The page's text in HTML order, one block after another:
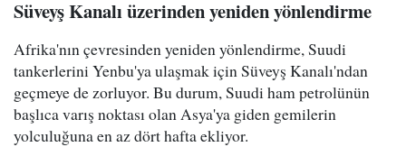
Süveyş Kanalı üzerinden yeniden yönlendirme
Afrika'nın çevresinden yeniden yönlendirme, Suudi
tankerlerini Yenbu'ya ulaşmak için Süveyş Kanalı'ndan
geçmeye de zorluyor. Bu durum, Suudi ham petrolünün
başlıca varış noktası olan Asya'ya giden gemilerin
yolculuğuna en az dört hafta ekliyor.